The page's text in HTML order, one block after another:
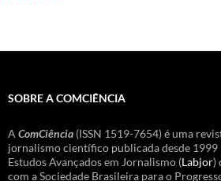
SOBRE A COMCIÊNCIA
A ComCiência (ISSN 1519-7654) é uma
jornalismo científico publicada desde
Estudos Avançados em Jornalismo (Labjor)
com a Sociedade Brasileira para o